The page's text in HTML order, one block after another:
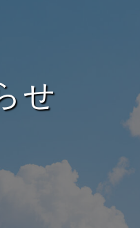
せ